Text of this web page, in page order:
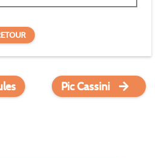
Pic Cassini